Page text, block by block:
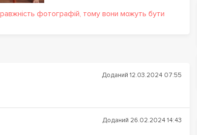
фотографій, тому вони можуть бути
Доданий 12.03.2024 07:55
Доданий 26.02.2024 14:43